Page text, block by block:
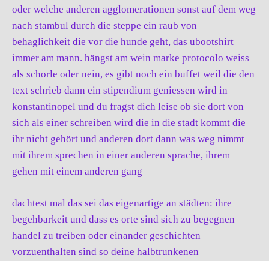
oder welche anderen agglomerationen sonst auf dem weg
nach stambul durch die steppe ein raub von
behaglichkeit die vor die hunde geht, das ubootshirt
immer am mann. hängst am wein marke protocolo weiss
als schorle oder nein, es gibt noch ein buffet weil die den
text schrieb dann ein stipendium geniessen wird in
konstantinopel und du fragst dich leise ob sie dort von
sich als einer schreiben wird die in die stadt kommt die
ihr nicht gehört und anderen dort dann was weg nimmt
mit ihrem sprechen in einer anderen sprache, ihrem
gehen mit einem anderen gang
dachtest mal das sei das eigenartige an städten: ihre
begehbarkeit und dass es orte sind sich zu begegnen
handel zu treiben oder einander geschichten
vorzuenthalten sind so deine halbtrunkenen